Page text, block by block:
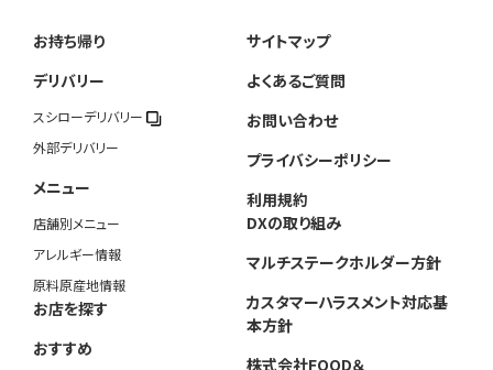
お持ち帰り
デリバリー
スシローデリバリー
外部デリバリー
メニュー
店舗別メニュー
アレルギー情報
原料原産地情報
お店を探す
おすすめ
サイトマップ
よくあるご質問
お問い合わせ
プライバシーポリシー
利用規約
DXの取り組み
マルチステークホルダー方針
カスタマーハラスメント対応基
本方針
株式会社FOOD＆